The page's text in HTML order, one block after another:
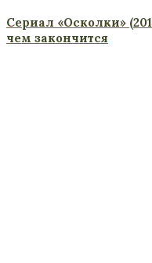
Сериал «Осколки»
чем закончится